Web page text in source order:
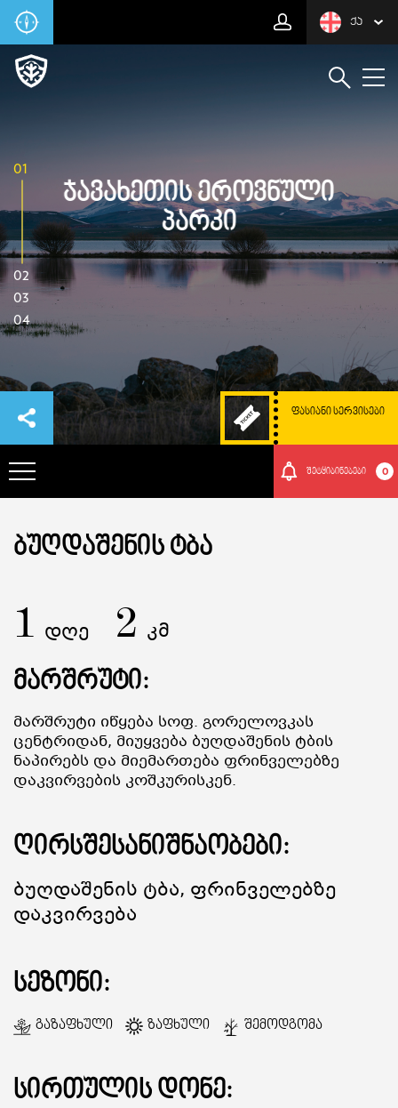
ᲥᲐ
01
02
03
04
Ჯავახეთის Ეროვნული
Პარკი
ᲤᲐᲡᲘᲐᲜᲘ ᲡᲔᲠᲕᲘᲡᲔᲑᲘ
ᲠᲝᲒᲝᲠ ᲛᲝᲕᲮᲕᲓᲔᲗ ᲐᲥ
ᲑᲣᲜᲔᲑᲐ ᲓᲐ ᲙᲣᲚᲢᲣᲠᲐ
ᲛᲝᲒᲝᲜᲔᲑᲔᲑᲘ
ᲘᲕᲔᲜᲗᲔᲑᲘ
ᲒᲐᲜᲗᲐᲕᲡᲔᲑᲐ ᲓᲐ ᲙᲕᲔᲑᲐ
ᲡᲐᲧᲘᲓᲔᲚᲘ ᲜᲘᲕᲗᲔᲑᲘ
შეტყიბინებები 0
ᲑᲣᲦᲓᲐᲨᲔᲜᲘᲡ ᲢᲑᲐ
1 დღე 2 კმ
მარშრუტი:
Მარშრუტი Იწყება Სოფ. Გორელოვკას
Ცენტრიდან, Მიუყვება Ბუღდაშენის Ტბის
Ნაპირებს Და Მიემართება Ფრინველებზე
Დაკვირვების Კოშკურისკენ.
ღირსშესანიშნაობები:
Ბუღდაშენის Ტბა, Ფრინველებზე
Დაკვირვება
სეზონი:
Გაზაფხული Ზაფხული Შემოდგომა
სირთულის დონე: